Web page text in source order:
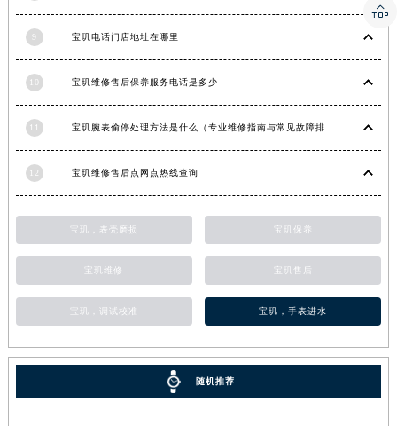
湖南省株洲市芦淞区建设南路宝玑售后服务中心（需提前预约）
甘肃省白银市白银区北京路宝玑售后服务中心（需提前预约）
甘肃省敦煌市沙州镇阳关中路宝玑售后服务中心（需提前预约）
甘肃省金昌市金川区北京路宝玑售后服务中心（需提前预约）
甘肃省酒泉市肃州区西大街宝玑售后服务中心（需提前预约）
甘肃省临夏市城南街道团结路宝玑售后服务中心（需提前预约）
甘肃省陇南市武都区人民路宝玑售后服务中心（需提前预约）
甘肃省平凉市崆峒区西大街宝玑售后服务中心（需提前预约）
9 宝玑电话门店地址在哪里
10 宝玑维修售后保养服务电话是多少
11
12 宝玑维修售后点网点热线查询
宝玑，表壳磨损 宝玑保养
宝玑维修 宝玑售后
宝玑，调试校准 宝玑，手表进水
随机推荐
